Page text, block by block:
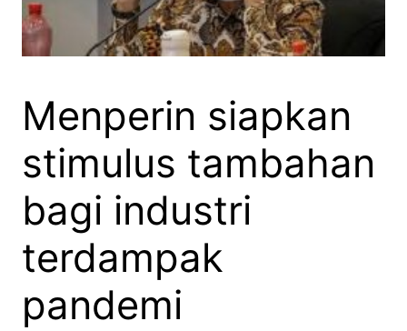
Menperin siapkan
stimulus tambahan
bagi industri
terdampak
pandemi